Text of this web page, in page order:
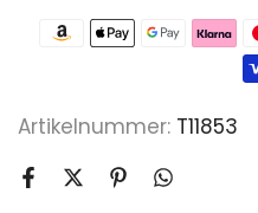
Artikelnummer: T11853